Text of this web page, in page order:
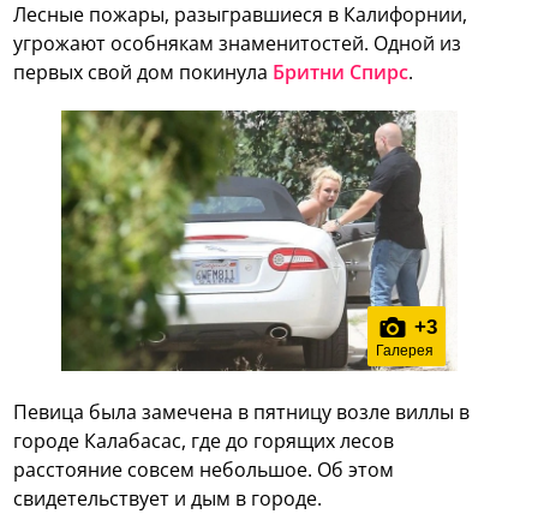
Лесные пожары, разыгравшиеся в Калифорнии,
угрожают особнякам знаменитостей. Одной из
первых свой дом покинула Бритни Спирс.
+3
Галерея
Певица была замечена в пятницу возле виллы в
городе Калабасас, где до горящих лесов
расстояние совсем небольшое. Об этом
свидетельствует и дым в городе.